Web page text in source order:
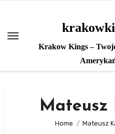
content
Krakow Kings –
Mateusz
Home Mateusz